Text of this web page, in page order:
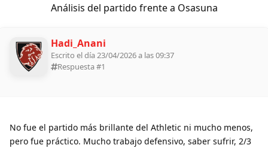
Análisis del partido frente a Osasuna
Hadi_Anani
Escrito el día 23/04/2026 a las 09:37
Respuesta #1
No fue el partido más brillante del Athletic ni mucho menos,
pero fue práctico. Mucho trabajo defensivo, saber sufrir, 2/3